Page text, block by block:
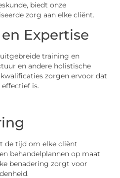
biedt onze
zorg aan elke cliënt.
Expertise
training en
en andere holistische
zorgen ervoor dat
is.
de tijd om elke cliënt
behandelplannen op maat
benadering zorgt voor